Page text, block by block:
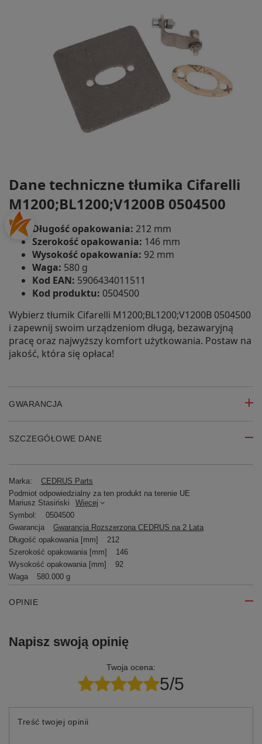
Dane techniczne tłumika Cifarelli
M1200;BL1200;V1200B 0504500
Długość opakowania: 212 mm
Szerokość opakowania: 146 mm
Wysokość opakowania: 92 mm
Waga: 580 g
Kod EAN: 5906434011511
Kod produktu: 0504500
Wybierz tłumik Cifarelli M1200;BL1200;V1200B 0504500
i zapewnij swoim urządzeniom długą, bezawaryjną
pracę oraz najwyższy komfort użytkowania. Postaw na
jakość, która się opłaca!
GWARANCJA
SZCZEGÓŁOWE DANE
Marka:
CEDRUS Parts
Podmiot odpowiedzialny za ten produkt na terenie UE
Mariusz Stasiński
Więcej
Symbol:
0504500
Gwarancja
Gwarancja Rozszerzona CEDRUS na 2 Lata
Długość opakowania [mm]
212
Szerokość opakowania [mm]
146
Wysokość opakowania [mm]
92
Waga
580.000 g
OPINIE
Napisz swoją opinię
Twoja ocena:
5/5
Treść twojej opinii